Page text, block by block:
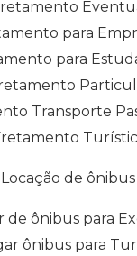
para
para
Transporte
Locação de ônibus
de ônibus para
ônibus para